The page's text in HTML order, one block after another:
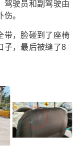
驾驶员和副驾驶由
。
，脸碰到了座椅
子，最后被缝了8